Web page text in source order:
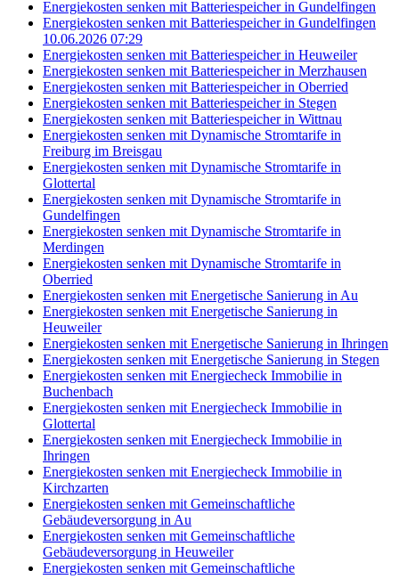
Energiekosten senken mit Batteriespeicher in Gundelfingen
Energiekosten senken mit Batteriespeicher in Gundelfingen
10.06.2026 07:29
Energiekosten senken mit Batteriespeicher in Heuweiler
Energiekosten senken mit Batteriespeicher in Merzhausen
Energiekosten senken mit Batteriespeicher in Oberried
Energiekosten senken mit Batteriespeicher in Stegen
Energiekosten senken mit Batteriespeicher in Wittnau
Energiekosten senken mit Dynamische Stromtarife in
Freiburg im Breisgau
Energiekosten senken mit Dynamische Stromtarife in
Glottertal
Energiekosten senken mit Dynamische Stromtarife in
Gundelfingen
Energiekosten senken mit Dynamische Stromtarife in
Merdingen
Energiekosten senken mit Dynamische Stromtarife in
Oberried
Energiekosten senken mit Energetische Sanierung in Au
Energiekosten senken mit Energetische Sanierung in
Heuweiler
Energiekosten senken mit Energetische Sanierung in Ihringen
Energiekosten senken mit Energetische Sanierung in Stegen
Energiekosten senken mit Energiecheck Immobilie in
Buchenbach
Energiekosten senken mit Energiecheck Immobilie in
Glottertal
Energiekosten senken mit Energiecheck Immobilie in
Ihringen
Energiekosten senken mit Energiecheck Immobilie in
Kirchzarten
Energiekosten senken mit Gemeinschaftliche
Gebäudeversorgung in Au
Energiekosten senken mit Gemeinschaftliche
Gebäudeversorgung in Heuweiler
Energiekosten senken mit Gemeinschaftliche